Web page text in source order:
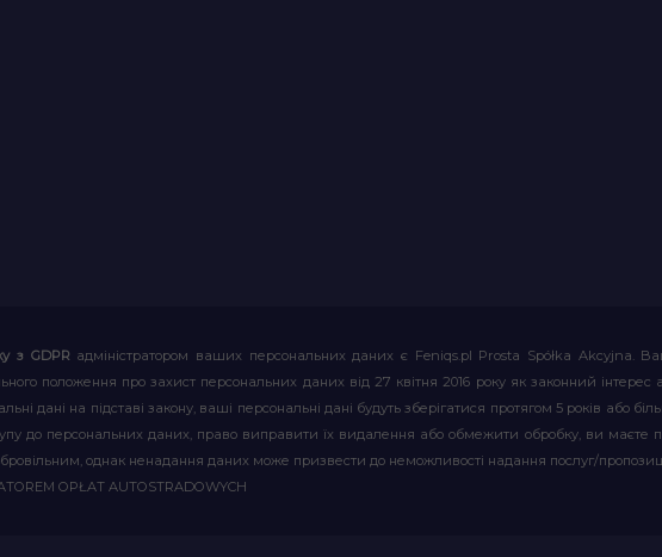
з GDPR адміністратором ваших персональних даних є Feniqs.pl Prosta Spółka Akcyjna.
положення про захист персональних даних від 27 квітня 2016 року як законний
дані на підставі закону, ваші персональні дані будуть зберігатися протягом 5 років або
до персональних даних, право виправити їх видалення або обмежити обробку, ви маєте
однак ненадання даних може призвести до неможливості надання послуг/
OPŁAT AUTOSTRADOWYCH